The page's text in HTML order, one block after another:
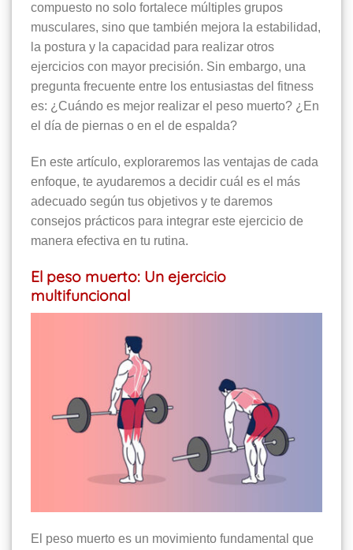
compuesto no solo fortalece múltiples grupos
musculares, sino que también mejora la estabilidad,
la postura y la capacidad para realizar otros
ejercicios con mayor precisión. Sin embargo, una
pregunta frecuente entre los entusiastas del fitness
es: ¿Cuándo es mejor realizar el peso muerto? ¿En
el día de piernas o en el de espalda?
En este artículo, exploraremos las ventajas de cada
enfoque, te ayudaremos a decidir cuál es el más
adecuado según tus objetivos y te daremos
consejos prácticos para integrar este ejercicio de
manera efectiva en tu rutina.
El peso muerto: Un ejercicio
multifuncional
El peso muerto es un movimiento fundamental que